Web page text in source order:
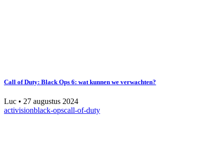
Call of Duty: Black Ops 6: wat kunnen we verwachten?
Luc • 27 augustus 2024
activisionblack-opscall-of-duty